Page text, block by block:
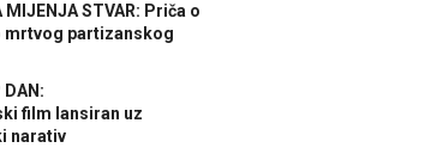
MIJENJA STVAR: Priča o
mrtvog partizanskog
DAN:
film lansiran uz
narativ